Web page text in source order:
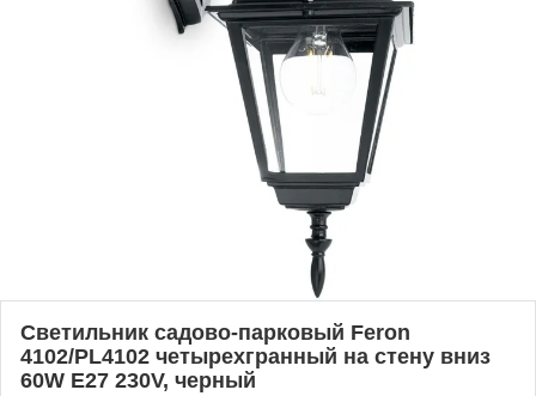
Светильник садово-парковый Feron
4102/PL4102 четырехгранный на стену вниз
60W E27 230V, черный